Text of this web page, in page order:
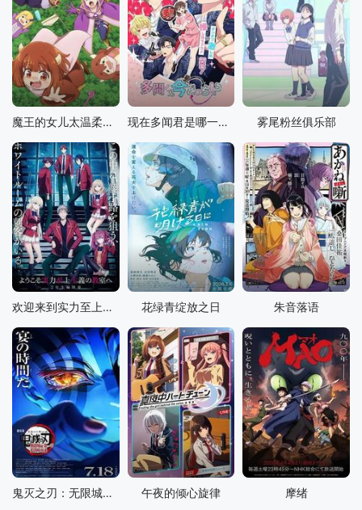
魔王的女儿太温柔了！！ 现在多闻君是哪一面！？ 雾尾粉丝俱乐部
欢迎来到实力至上主义教室 第四季 花绿青绽放之日 朱音落语
鬼灭之刃：无限城篇 第一章 猗窝座再袭 午夜的倾心旋律 摩绪